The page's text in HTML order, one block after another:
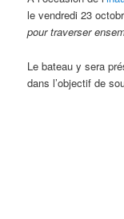
le vendredi 23
pour traverser
Le bateau y sera
dans l’objectif de